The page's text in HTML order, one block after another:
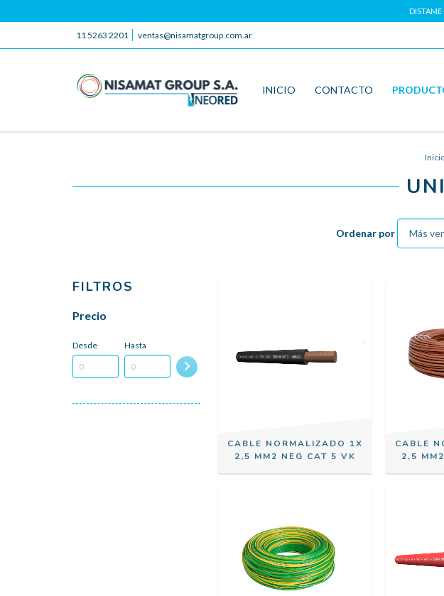
DISTAME
11 5263 2201 ventas@nisamatgroup.com.ar
INICIO CONTACTO
Ordenar por
FILTROS
Precio
Desde Hasta
CABLE NORMALIZADO 1X
2,5 MM2 NEG CAT 5 VK
CABLE
2,5